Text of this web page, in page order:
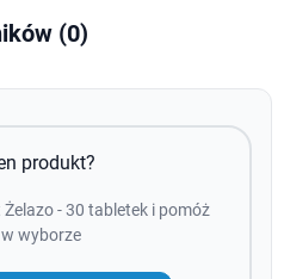
(0)
produkt?
- 30 tabletek i pomóż
wyborze